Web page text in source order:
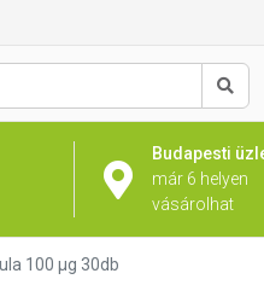
Budapesti
már 6 helyen
vásárolhat
100 µg 30db